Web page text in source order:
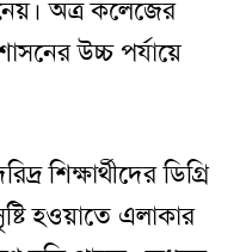
অত্র কলেজের
উচ্চ পর্যায়ে
শিক্ষার্থীদের ডিগ্রি
হওয়াতে এলাকার